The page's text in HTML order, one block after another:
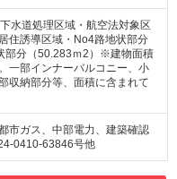
水道処理区域・航空法対象区
住誘導区域・No4路地状部分
部分（50.283ｍ2）※建物面積
一部インナーバルコニー、小
収納部分等、面積に含まれて
市ガス、中部電力、建築確認
0410-63846号他